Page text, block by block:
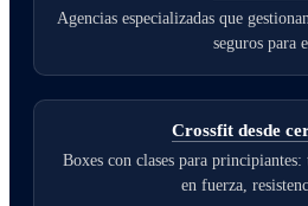
Agencias especializadas que
seguros para
Crossfit desde
Boxes con clases para
en fuerza,